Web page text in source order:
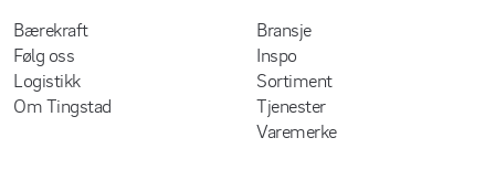
Bærekraft
Følg oss
Logistikk
Om Tingstad
Bransje
Inspo
Sortiment
Tjenester
Varemerke